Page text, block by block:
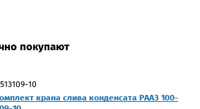
покупают
10
крана слива конденсата РААЗ 100-